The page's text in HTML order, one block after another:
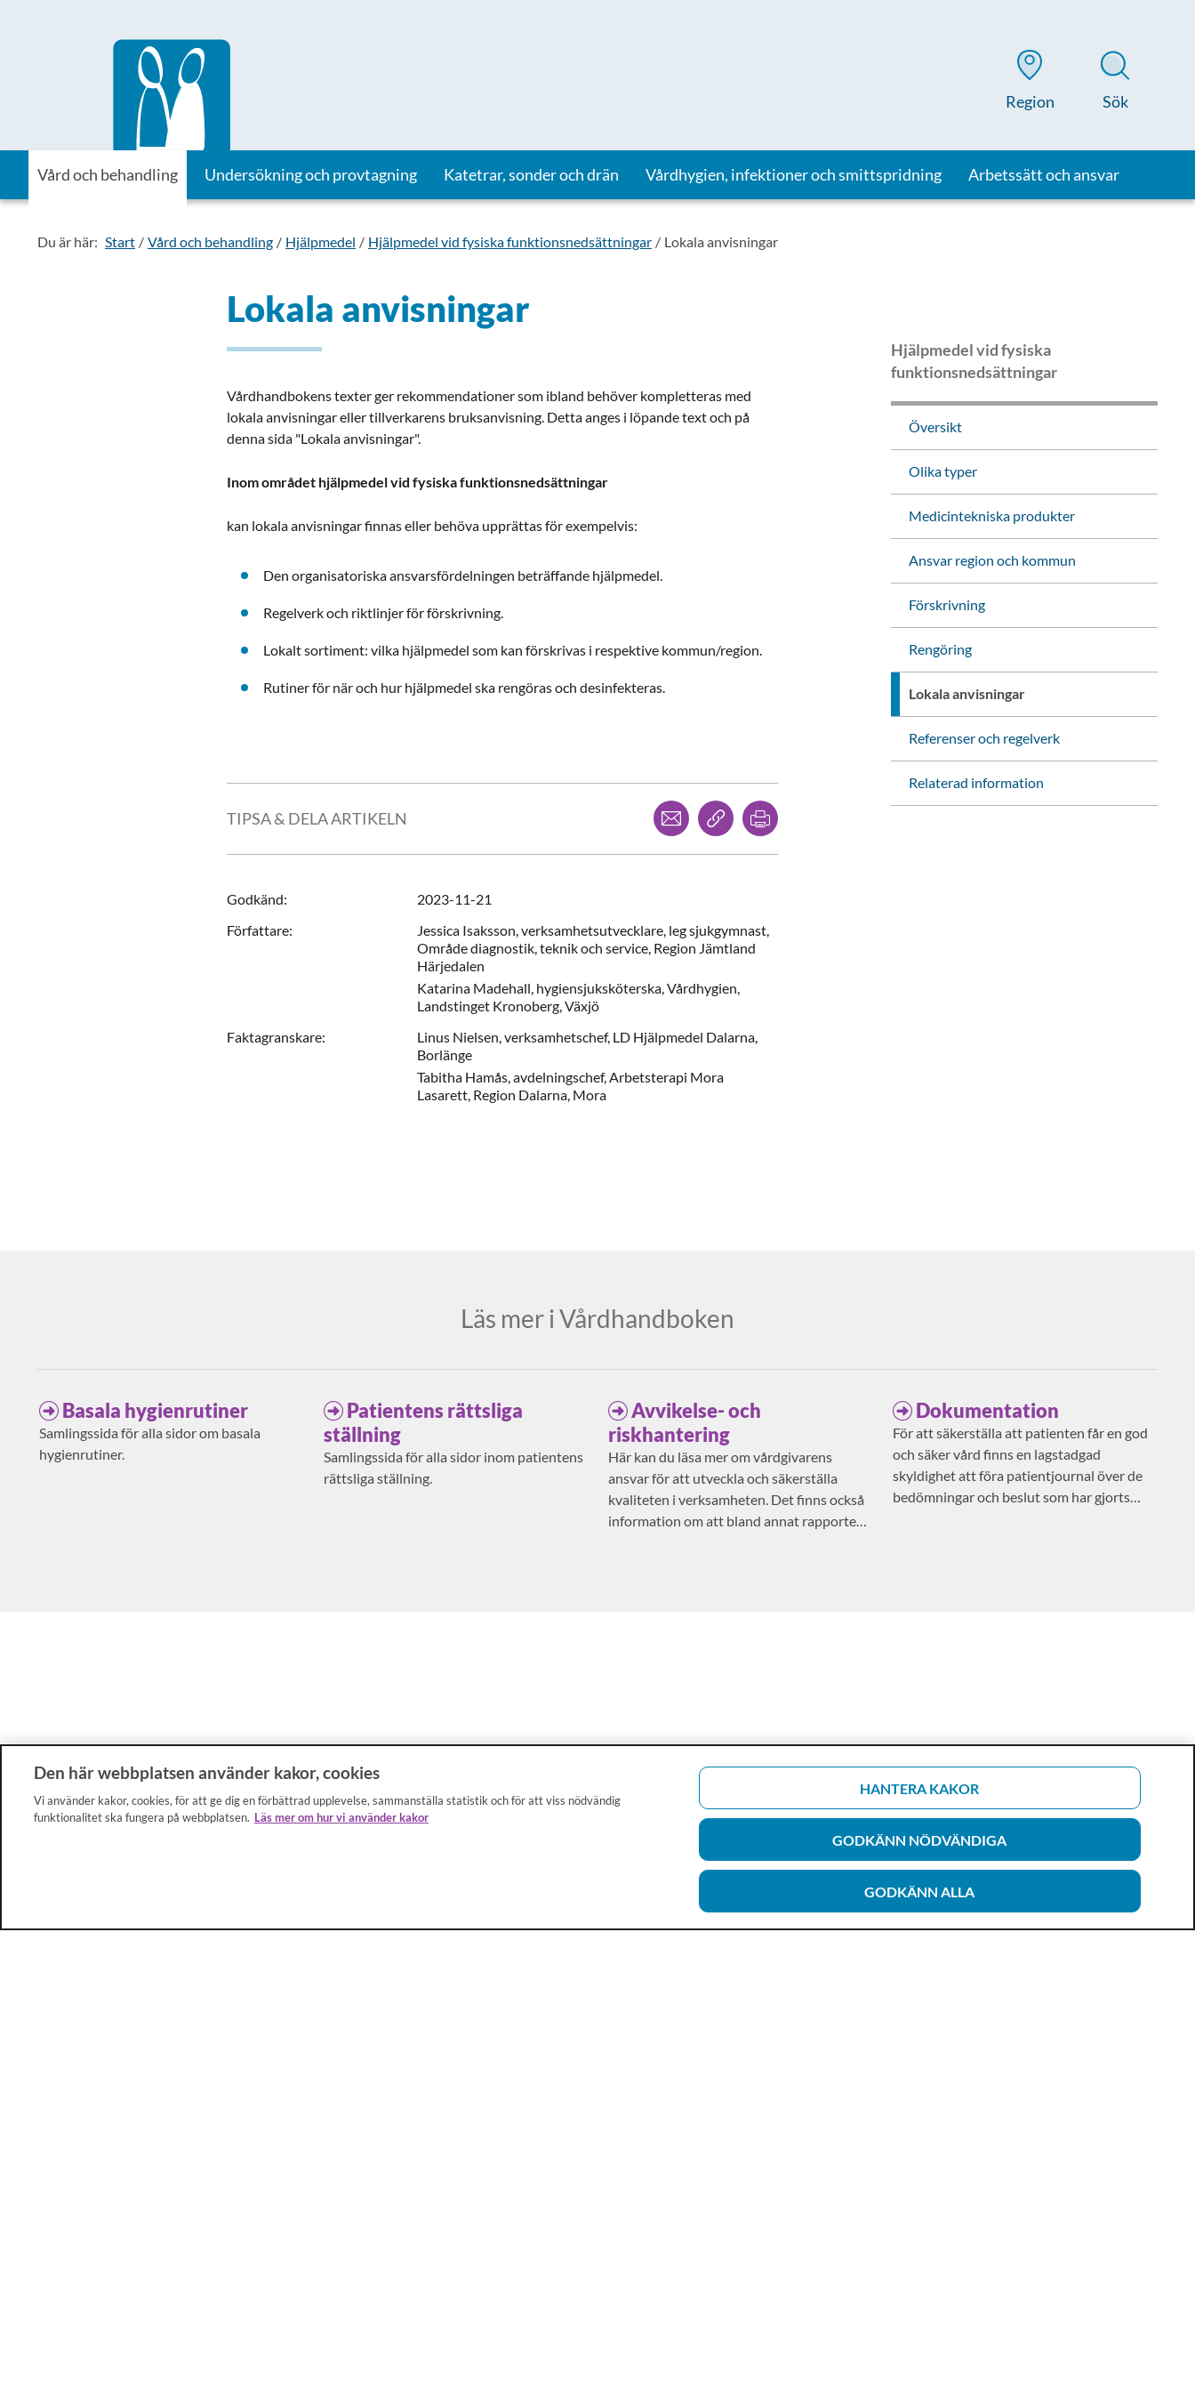
Till startsidan för Vårdhandboken
Region Sök
Vård och behandling Undersökning och provtagning Katetrar, sonder och drän Vårdhygien, infektioner och smittspridning Arbetssätt och ansvar
Du är här: Start Vård och behandling Hjälpmedel Hjälpmedel vid fysiska funktionsnedsättningar Lokala anvisningar
Lokala anvisningar
Vårdhandbokens texter ger rekommendationer som ibland behöver kompletteras med
lokala anvisningar eller tillverkarens bruksanvisning. Detta anges i löpande text och på
denna sida "Lokala anvisningar".
Inom området hjälpmedel vid fysiska funktionsnedsättningar
kan lokala anvisningar finnas eller behöva upprättas för exempelvis:
Den organisatoriska ansvarsfördelningen beträffande hjälpmedel.
Regelverk och riktlinjer för förskrivning.
Lokalt sortiment: vilka hjälpmedel som kan förskrivas i respektive kommun/region.
Rutiner för när och hur hjälpmedel ska rengöras och desinfekteras.
TIPSA & DELA ARTIKELN
Dela via mejlKopiera länk
Godkänd:
2023-11-21
Författare: Jessica Isaksson,verksamhetsutvecklare, leg sjukgymnast,
Område diagnostik, teknik och service, Region Jämtland
Härjedalen
Katarina Madehall, hygiensjuksköterska,Vårdhygien,
Landstinget Kronoberg,Växjö
Faktagranskare: Linus Nielsen,verksamhetschef, LD Hjälpmedel Dalarna,
Borlänge
Tabitha Hamås,avdelningschef,Arbetsterapi Mora
Lasarett, Region Dalarna, Mora
Hjälpmedel vid fysiska
funktionsnedsättningar
Översikt
Olika typer
Medicintekniska produkter
Ansvar region och kommun
Förskrivning
Rengöring
Lokala anvisningar
Referenser och regelverk
Relaterad information
Läs mer i Vårdhandboken
Basala hygienrutiner
Samlingssida för alla sidor om basala
hygienrutiner.
Patientens rättsliga
ställning
Samlingssida för alla sidor inom patientens
rättsliga ställning.
Avvikelse- och
riskhantering
Här kan du läsa mer om vårdgivarens
ansvar för att utveckla och säkerställa
kvaliteten i verksamheten. Det finns också
information om att bland annat rapportera
Dokumentation
För att säkerställa att patienten får en god
och säker vård finns en lagstadgad
skyldighet att föra patientjournal över de
bedömningar och beslut som har gjorts
Den här webbplatsen använder kakor, cookies
Vi använder kakor, cookies, för att ge dig en förbättrad upplevelse, sammanställa statistik och för att viss nödvändig
funktionalitet ska fungera på webbplatsen. Läs mer om hur vi använder kakor
HANTERA KAKOR
GODKÄNN NÖDVÄNDIGA
GODKÄNN ALLA